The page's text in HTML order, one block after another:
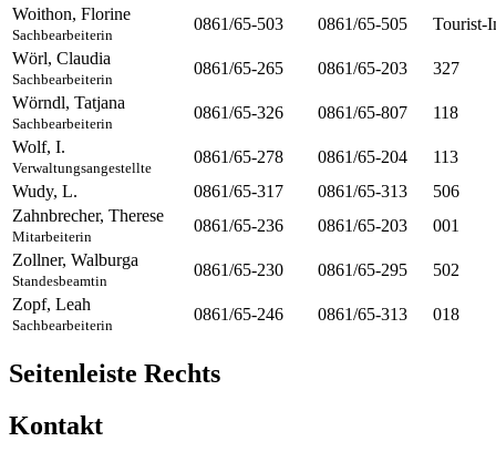
Woithon, Florine
Sachbearbeiterin
0861/65-503 0861/65-505
Tourist-
Wörl, Claudia
Sachbearbeiterin
0861/65-265 0861/65-203
327
Wörndl, Tatjana
Sachbearbeiterin
0861/65-326 0861/65-807
118
Wolf, I.
Verwaltungsangestellte
0861/65-278 0861/65-204
113
Wudy, L. 0861/65-317 0861/65-313
506
Zahnbrecher, Therese
Mitarbeiterin
0861/65-236 0861/65-203
001
Zollner, Walburga
Standesbeamtin
0861/65-230 0861/65-295
502
Zopf, Leah
Sachbearbeiterin
0861/65-246 0861/65-313 018
Seitenleiste Rechts
Kontakt